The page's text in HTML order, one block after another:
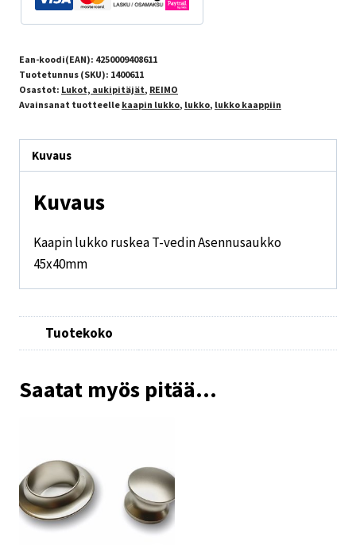
Ean-koodi(EAN): 4250009408611
Tuotetunnus (SKU): 1400611
Osastot: Lukot, aukipitäjät, REIMO
Avainsanat tuotteelle kaapin lukko, lukko, lukko kaappiin
Kuvaus
Kuvaus
Kaapin lukko ruskea T-vedin Asennusaukko
45x40mm
Tuotekoko
Saatat myös pitää...